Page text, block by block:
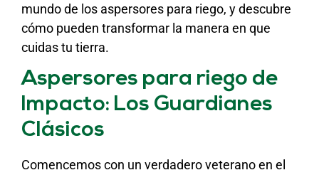
mundo de los aspersores para riego, y descubre
cómo pueden transformar la manera en que
cuidas tu tierra.
Aspersores para riego de
Impacto: Los Guardianes
Clásicos
Comencemos con un verdadero veterano en el